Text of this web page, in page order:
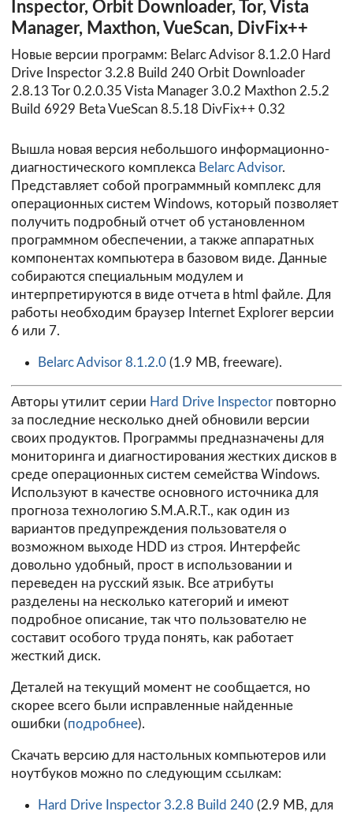
Inspector, Orbit Downloader, Tor, Vista
Manager, Maxthon, VueScan, DivFix++
Новые версии программ: Belarc Advisor 8.1.2.0 Hard
Drive Inspector 3.2.8 Build 240 Orbit Downloader
2.8.13 Tor 0.2.0.35 Vista Manager 3.0.2 Maxthon 2.5.2
Build 6929 Beta VueScan 8.5.18 DivFix++ 0.32
Вышла новая версия небольшого информационно-
диагностического комплекса Belarc Advisor.
Представляет собой программный комплекс для
операционных систем Windows, который позволяет
получить подробный отчет об установленном
программном обеспечении, а также аппаратных
компонентах компьютера в базовом виде. Данные
собираются специальным модулем и
интерпретируются в виде отчета в html файле. Для
работы необходим браузер Internet Explorer версии
6 или 7.
Belarc Advisor 8.1.2.0(1.9 MB, freeware).
Авторы утилит серии Hard Drive Inspector повторно
за последние несколько дней обновили версии
своих продуктов. Программы предназначены для
мониторинга и диагностирования жестких дисков в
среде операционных систем семейства Windows.
Используют в качестве основного источника для
прогноза технологию S.M.A.R.T., как один из
вариантов предупреждения пользователя о
возможном выходе HDD из строя. Интерфейс
довольно удобный, прост в использовании и
переведен на русский язык. Все атрибуты
разделены на несколько категорий и имеют
подробное описание, так что пользователю не
составит особого труда понять, как работает
жесткий диск.
Деталей на текущий момент не сообщается, но
скорее всего были исправленные найденные
ошибки (подробнее).
Скачать версию для настольных компьютеров или
ноутбуков можно по следующим ссылкам:
Hard Drive Inspector 3.2.8 Build 240(2.9 MB, для